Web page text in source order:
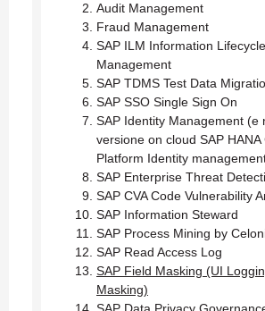
Audit Management
Fraud Management
SAP ILM Information Lifecycle
Management
SAP TDMS Test Data
SAP SSO Single Sign On
SAP Identity Management (e
versione on cloud SAP HANA
Platform Identity
SAP Enterprise Threat
SAP CVA Code Vulnerability
SAP Information Steward
SAP Process Mining by
SAP Read Access Log
SAP Field Masking (UI
Masking)